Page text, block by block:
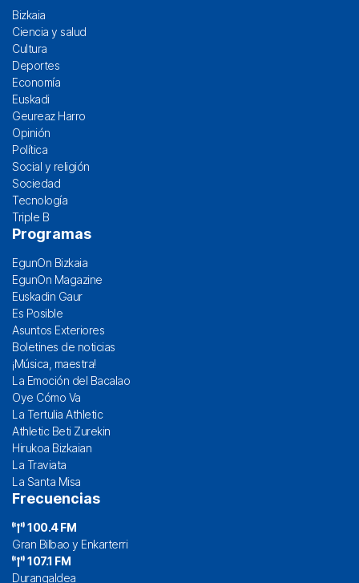
Bizkaia
Ciencia y salud
Cultura
Deportes
Economía
Euskadi
Geureaz Harro
Opinión
Política
Social y religión
Sociedad
Tecnología
Triple B
Programas
EgunOn Bizkaia
EgunOn Magazine
Euskadin Gaur
Es Posible
Asuntos Exteriores
Boletines de noticias
¡Música, maestra!
La Emoción del Bacalao
Oye Cómo Va
La Tertulia Athletic
Athletic Beti Zurekin
Hirukoa Bizkaian
La Traviata
La Santa Misa
Frecuencias
100.4 FM
Gran Bilbao y Enkarterri
107.1 FM
Durangaldea